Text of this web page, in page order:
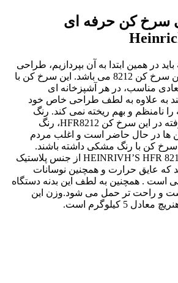
کن حرفه ای
در همین ابتدا به آن بپردازیم، طراحی
شیک و مدرن این سرخ کن 8212 می باشد. این سرخ کن با
مناسب، در هر آشپزخانه ای
به علاوه به لطف طراحی خاص خود
نامنظم و بهم ریخته نمی کند. رنگ
مشکی به کار رفته در این سرخ کن HFR8212، رنگ
در حال حاضر است و اغلب مردم
کن با رنگ مشکی داشته باشند.
بدنه سرخ کن HEINRIVH’S HFR 8212 از جنس پلاستیک
که عایق حرارت و همچنین نوسانات
است . همچنین به لطف این بدنه دستگاه
و راحت تر حمل می شود.وزن این